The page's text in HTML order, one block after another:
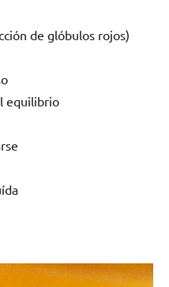
de glóbulos rojos)
equilibrio